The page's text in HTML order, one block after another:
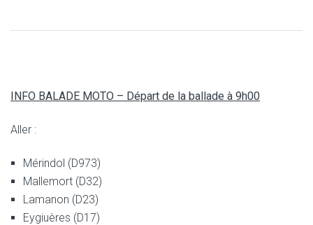
INFO BALADE MOTO – Départ de la ballade à 9h00
Aller :
Mérindol (D973)
Mallemort (D32)
Lamanon (D23)
Eygiuères (D17)